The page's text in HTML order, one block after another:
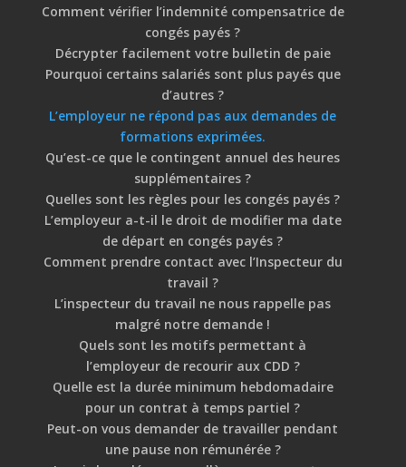
Comment vérifier l’indemnité compensatrice de
congés payés ?
Décrypter facilement votre bulletin de paie
Pourquoi certains salariés sont plus payés que
d’autres ?
L’employeur ne répond pas aux demandes de
formations exprimées.
Qu’est-ce que le contingent annuel des heures
supplémentaires ?
Quelles sont les règles pour les congés payés ?
L’employeur a-t-il le droit de modifier ma date
de départ en congés payés ?
Comment prendre contact avec l’Inspecteur du
travail ?
L’inspecteur du travail ne nous rappelle pas
malgré notre demande !
Quels sont les motifs permettant à
l’employeur de recourir aux CDD ?
Quelle est la durée minimum hebdomadaire
pour un contrat à temps partiel ?
Peut-on vous demander de travailler pendant
une pause non rémunérée ?